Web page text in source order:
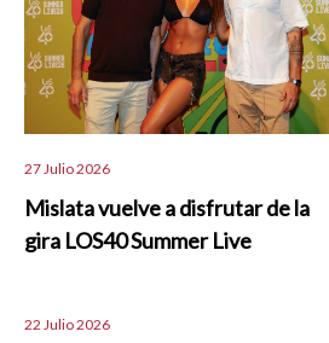
27 Julio 2026
Mislata vuelve a disfrutar de la
gira LOS40 Summer Live
22 Julio 2026